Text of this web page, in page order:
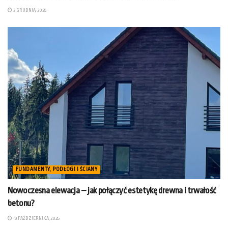
2 GRUDNIA, 2025
FUNDAMENTY, PODŁOGI I ŚCIANY
Nowoczesna elewacja – jak połączyć estetykę drewna i trwałość
betonu?
18 PAŹDZIERNIKA, 2025